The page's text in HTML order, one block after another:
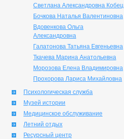
Светлана Александровна Кобец
Бочкова Наталья Валентиновна
Вдовенкова Ольга
Александровна
Галатонова Татьяна Евгеньевна
Ткачева Марина Анатольевна
Морозова Елена Владимировна
Прохорова Лариса Михайловна
Психологическая служба
Музей истории
Медицинское обслуживание
Летний отдых
Ресурсный центр